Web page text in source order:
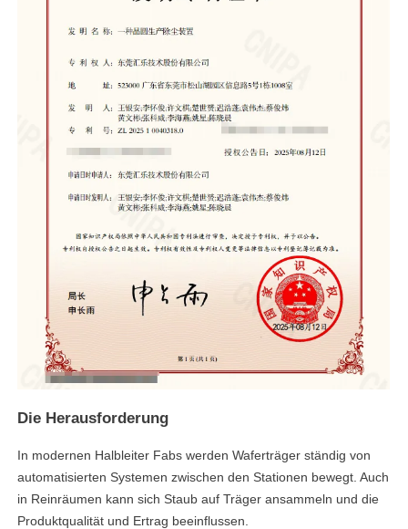
Die Herausforderung
In modernen Halbleiter Fabs werden Waferträger ständig von
automatisierten Systemen zwischen den Stationen bewegt. Auch
in Reinräumen kann sich Staub auf Träger ansammeln und die
Produktqualität und Ertrag beeinflussen.